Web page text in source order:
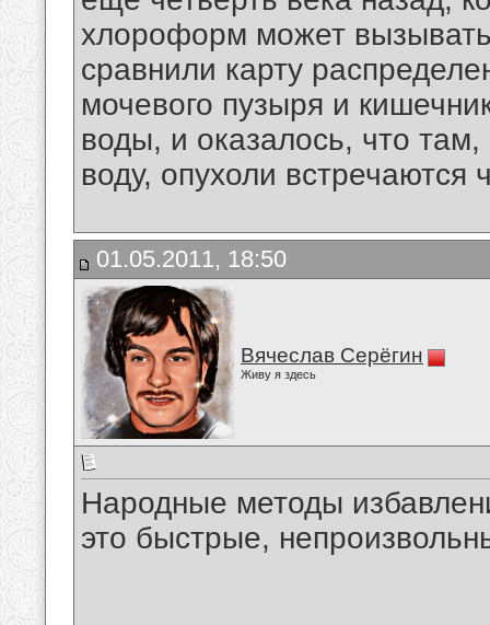
хлороформ может
сравнили карту
мочевого пузыря и
воды, и оказалось, что
воду, опухоли встречаются
01.05.2011, 18:50
Вячеслав Серёгин
Живу я здесь
Народные методы
это быстрые,